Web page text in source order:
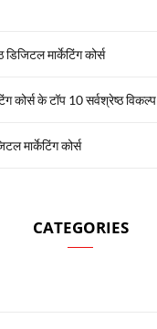
मार्केटिंग कोर्स
कोर्स के टॉप 10 सर्वश्रेष्ठ विकल्प
मार्केटिंग कोर्स
CATEGORIES